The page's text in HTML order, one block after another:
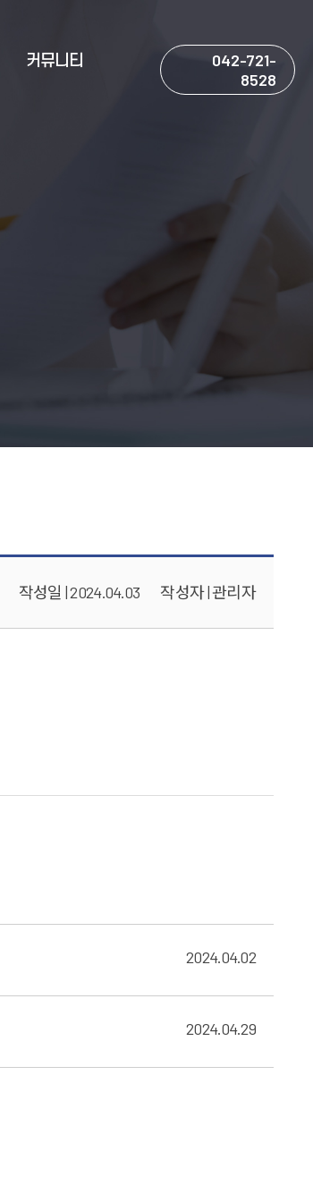
커뮤니티
042-721-
8528
작성일 | 2024.04.03 작성자 | 관리자
2024.04.02
2024.04.29